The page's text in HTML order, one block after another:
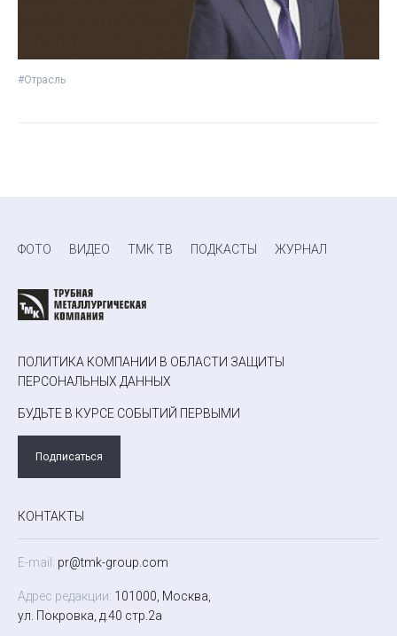
#Отрасль
ФОТО ВИДЕО ТМК ТВ ПОДКАСТЫ ЖУРНАЛ
ПОЛИТИКА КОМПАНИИ В ОБЛАСТИ ЗАЩИТЫ
ПЕРСОНАЛЬНЫХ ДАННЫХ
БУДЬТЕ В КУРСЕ СОБЫТИЙ ПЕРВЫМИ
Подписаться
КОНТАКТЫ
E-mail: pr@tmk-group.com
Адрес редакции: 101000, Москва,
ул. Покровка, д.40 стр.2а